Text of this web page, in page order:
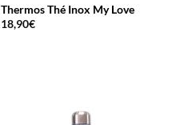
Thermos Thé Inox My Love
18,90€